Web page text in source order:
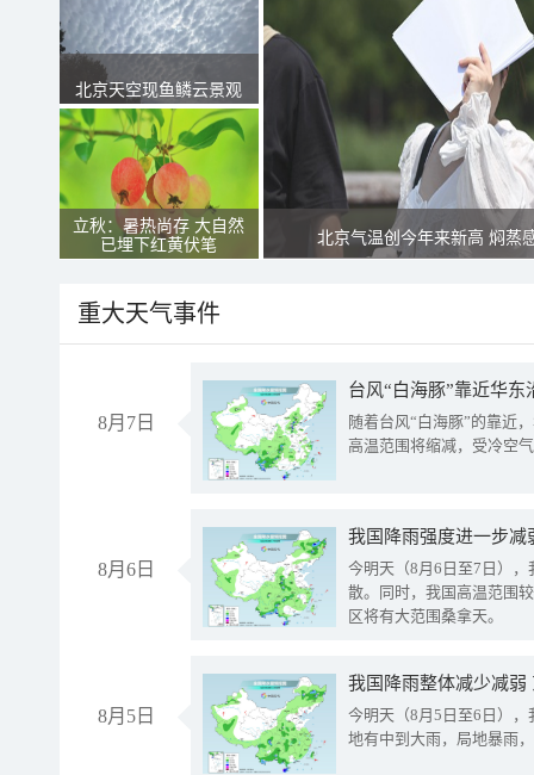
北京天空现鱼鳞云景观
立秋：暑热尚存 大自然
已埋下红黄伏笔
北京气温创今年来新高 焖蒸
重大天气事件
8月7日
台风“白海豚”靠近华
随着台风“白海豚”的靠近
高温范围将缩减，受冷空
8月6日
今明天（8月6日至7日）
散。同时，我国高温范围
区将有大范围桑拿天。
8月5日
我国降雨整体减少减弱
今明天（8月5日至6日）
地有中到大雨，局地暴雨